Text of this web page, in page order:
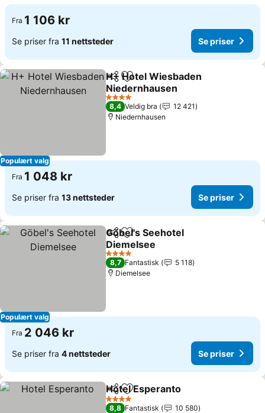
Fra 1 106 kr
Se priser fra 11 nettsteder Se priser
Populært valg
Del Legg til i favoritter
H+ Hotel Wiesbaden
Niedernhausen
4 Stjerner
8,4 Veldig bra
12 421
Niedernhausen
Fra 1 048 kr
Se priser fra 13 nettsteder Se priser
Populært valg
Del Legg til i favoritter
Göbel's Seehotel
Diemelsee
4 Stjerner
8,7 Fantastisk
5 118
Diemelsee
Fra 2 046 kr
Se priser fra 4 nettsteder Se priser
Del Legg til i favoritter
Hotel Esperanto
4 Stjerner
8,8 Fantastisk
10 580